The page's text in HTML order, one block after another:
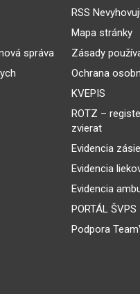
správa
RSS
Mapa stránky
Zásady
Ochrana
KVEPIS
ROTZ –
zvierat
Evidencia
Evidencia
Evidencia
PORTÁL ŠVPS
Podpora